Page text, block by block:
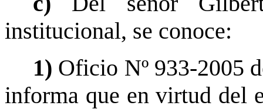
institucional, se conoce:
1) Oficio Nº 933-2005
informa que en virtud del